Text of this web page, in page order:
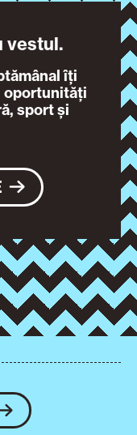
vestul.
îți
oportunități
sport și